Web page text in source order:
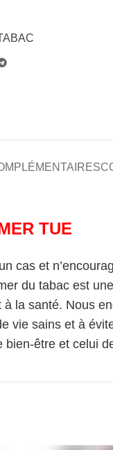
TUE
cas et
du tabac est
la santé. Nous
vie sains et à
être et celui